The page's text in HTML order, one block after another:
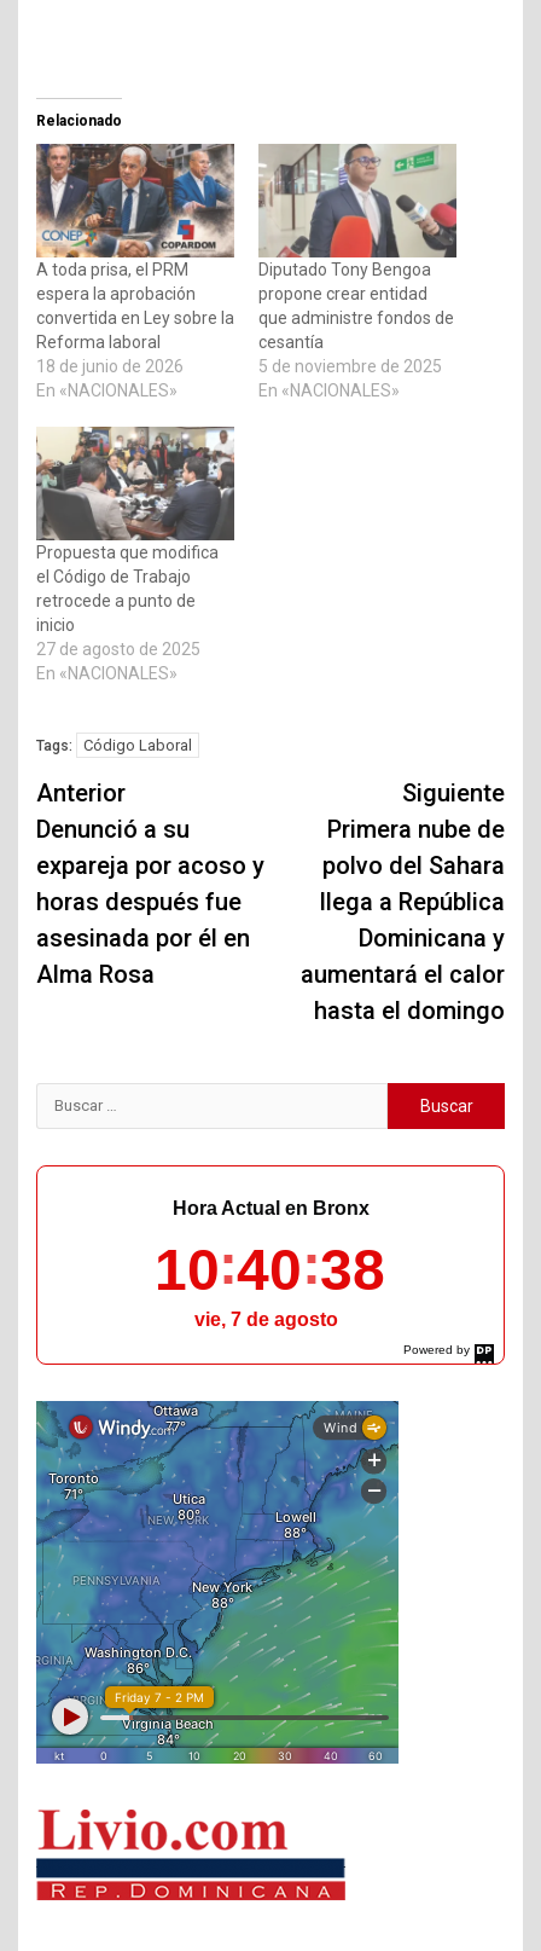
Relacionado
A toda prisa, el PRM
espera la aprobación
convertida en Ley sobre la
Reforma laboral
18 de junio de 2026
En «NACIONALES»
Diputado Tony Bengoa
propone crear entidad
que administre fondos de
cesantía
5 de noviembre de 2025
En «NACIONALES»
Propuesta que modifica
el Código de Trabajo
retrocede a punto de
inicio
27 de agosto de 2025
En «NACIONALES»
Tags: Código Laboral
Navegación
de
entradas
Anterior
Denunció a su
expareja por acoso y
horas después fue
asesinada por él en
Alma Rosa
Siguiente
Primera nube de
polvo del Sahara
llega a República
Dominicana y
aumentará el calor
hasta el domingo
Buscar:
Powered by
DaysPedia.com
Hora Actual en Bronx
10 40 39
vie, 7 de agosto